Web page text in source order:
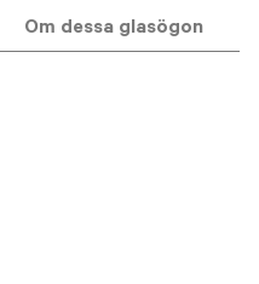
Om dessa glasögon